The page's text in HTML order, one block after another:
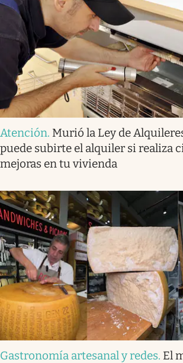
Atención. Murió la Ley de
puede subirte el alquiler si realiza
mejoras en tu vivienda
Gastronomía artesanal y redes. El